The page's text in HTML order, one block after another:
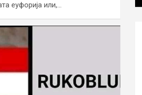
еуфорија или,…